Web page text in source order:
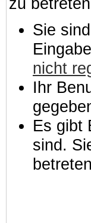
Sie
nicht
Ihr
Es gibt
sind.